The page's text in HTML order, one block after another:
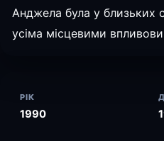
Анджела була у близьких
усіма місцевими
РІК
1990